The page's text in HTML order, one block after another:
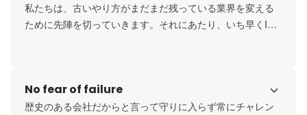
私たちは、古いやり方がまだまだ残っている業界を変える
ために先陣を切っていきます。それにあたり、いち早くIT
No fear of failure
歴史のある会社だからと言って守りに入らず常にチャレン